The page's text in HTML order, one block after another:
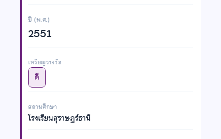
ปี (พ.ศ.)
2551
เหรียญรางวัล
ดี
สถานศึกษา
โรงเรียนสุราษฎร์ธานี